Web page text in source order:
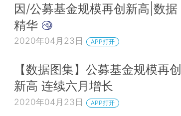
因/公募基金规模再创新高|数据
精华
2020年04月23日 APP打开
【数据图集】公募基金规模再创
新高 连续六月增长
2020年04月23日 APP打开